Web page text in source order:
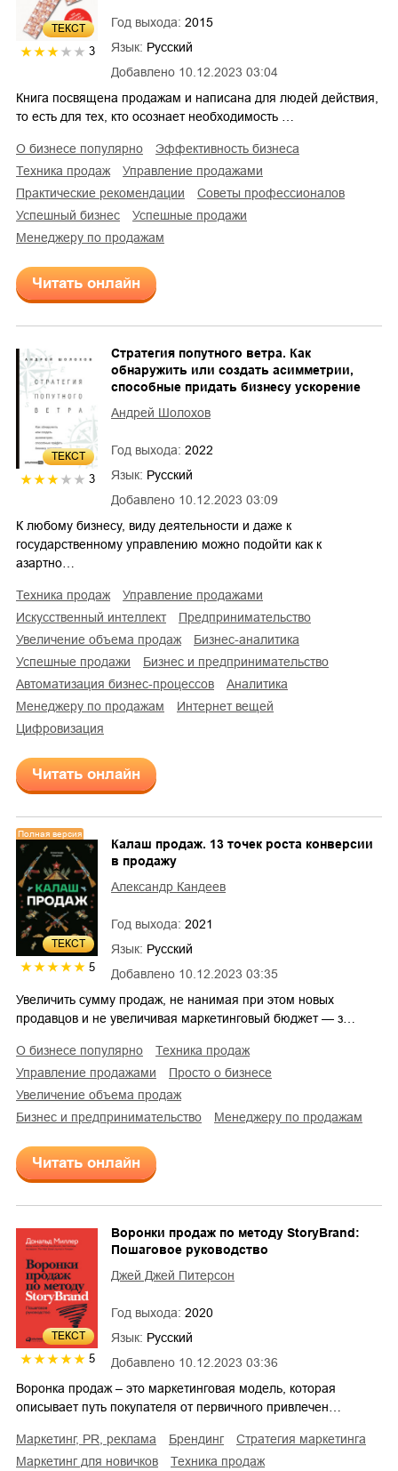
ТЕКСТ
3
Добавлено 10.12.2023 03:04
Год выхода: 2015
Язык: Русский
Книга посвящена продажам и написана для людей действия,
то есть для тех, кто осознает необходимость …
о бизнесе популярно
эффективность бизнеса
техника продаж
управление продажами
практические рекомендации
советы профессионалов
успешный бизнес
успешные продажи
менеджеру по продажам
Читать онлайн
ТЕКСТ
3
Добавлено 10.12.2023 03:09
Стратегия попутного ветра. Как
обнаружить или создать асимметрии,
способные придать бизнесу ускорение
Андрей Шолохов
Год выхода: 2022
Язык: Русский
К любому бизнесу, виду деятельности и даже к
государственному управлению можно подойти как к
азартно…
техника продаж
управление продажами
искусственный интеллект
предпринимательство
увеличение объема продаж
бизнес-аналитика
успешные продажи
бизнес и предпринимательство
автоматизация бизнес-процессов
аналитика
менеджеру по продажам
интернет вещей
цифровизация
Читать онлайн
ТЕКСТ
Полная версия
5 Добавлено 10.12.2023 03:35
Калаш продаж. 13 точек роста конверсии
в продажу
Александр Кандеев
Год выхода: 2021
Язык: Русский
Увеличить сумму продаж, не нанимая при этом новых
продавцов и не увеличивая маркетинговый бюджет — з…
о бизнесе популярно
техника продаж
управление продажами
просто о бизнесе
увеличение объема продаж
бизнес и предпринимательство
менеджеру по продажам
Читать онлайн
ТЕКСТ
5 Добавлено 10.12.2023 03:36
Воронки продаж по методу StoryBrand:
Пошаговое руководство
Джей Джей Питерсон
Год выхода: 2020
Язык: Русский
Воронка продаж – это маркетинговая модель, которая
описывает путь покупателя от первичного привлечен…
маркетинг, PR, реклама брендинг
стратегия маркетинга
маркетинг для новичков
техника продаж